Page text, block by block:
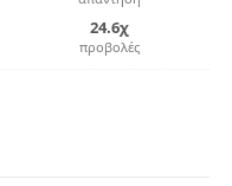
24.6χ
προβολές